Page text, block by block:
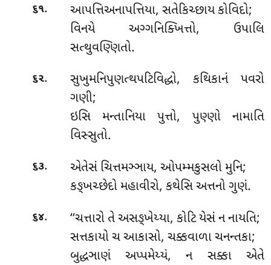
૬૧. આપત્તિઅનાપત્તિયા, સતેકિચ્છાય કોવિદો;
વિનયે અગ્ગનિક્ખિત્તો, ઉપાલિ
સત્થુવણ્ણિતો.
૬૨.
સુખુમનિપુણત્થપટિવિદ્ધો, કથિકાનં પવરો
ગણી;
ઇસિ મન્તાનિયા પુત્તો, પુણ્ણો નામાતિ
વિસ્સુતો.
૬૩.
એતેસં ચિત્તમઞ્ઞાય, ઓપમ્મકુસલો મુનિ;
કઙ્ખચ્છેદો મહાવીરો, કથેસિ અત્તનો ગુણં.
૬૪. ‘‘ચત્તારો તે અસઙ્ખેય્યા, કોટિ યેસં ન નાયતિ;
સત્તકાયો ચ આકાસો, ચક્કવાળા ચનન્તકા;
બુદ્ધઞાણં અપ્પમેય્યં, ન સક્કા એતે